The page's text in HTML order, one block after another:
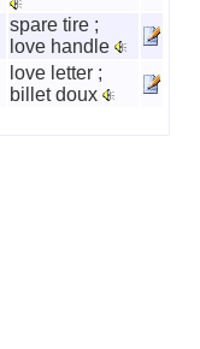
spare tire ;
love handle
love letter ;
billet doux